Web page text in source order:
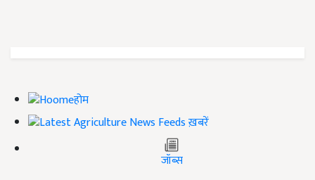
होम
ख़बरें
जॉब्स